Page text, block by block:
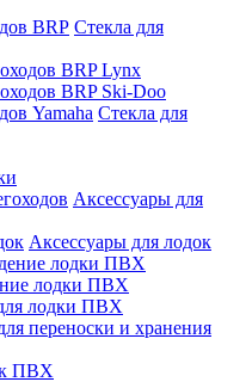
Стекла для
BRP Lynx
BRP Ski-Doo
Стекла для
Аксессуары для
Аксессуары для лодок
лодки ПВХ
лодки ПВХ
лодки ПВХ
переноски и хранения
ПВХ